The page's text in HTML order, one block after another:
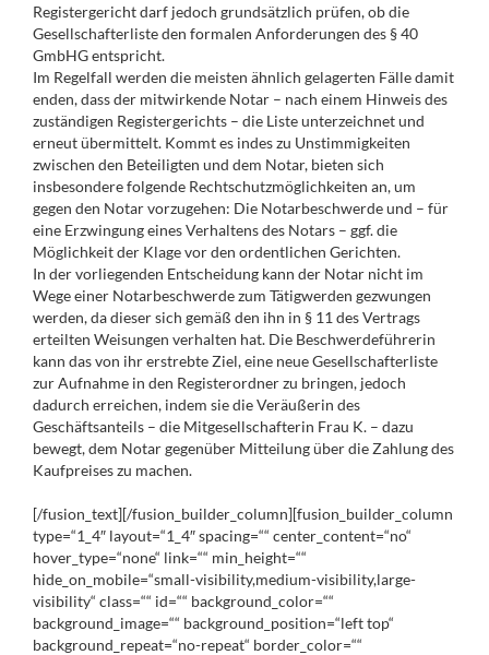
Registergericht darf jedoch grundsätzlich prüfen, ob die
Gesellschafterliste den formalen Anforderungen des § 40
GmbHG entspricht.
Im Regelfall werden die meisten ähnlich gelagerten Fälle damit
enden, dass der mitwirkende Notar – nach einem Hinweis des
zuständigen Registergerichts – die Liste unterzeichnet und
erneut übermittelt. Kommt es indes zu Unstimmigkeiten
zwischen den Beteiligten und dem Notar, bieten sich
insbesondere folgende Rechtschutzmöglichkeiten an, um
gegen den Notar vorzugehen: Die Notarbeschwerde und – für
eine Erzwingung eines Verhaltens des Notars – ggf. die
Möglichkeit der Klage vor den ordentlichen Gerichten.
In der vorliegenden Entscheidung kann der Notar nicht im
Wege einer Notarbeschwerde zum Tätigwerden gezwungen
werden, da dieser sich gemäß den ihn in § 11 des Vertrags
erteilten Weisungen verhalten hat. Die Beschwerdeführerin
kann das von ihr erstrebte Ziel, eine neue Gesellschafterliste
zur Aufnahme in den Registerordner zu bringen, jedoch
dadurch erreichen, indem sie die Veräußerin des
Geschäftsanteils – die Mitgesellschafterin Frau K. – dazu
bewegt, dem Notar gegenüber Mitteilung über die Zahlung des
Kaufpreises zu machen.
[/fusion_text][/fusion_builder_column][fusion_builder_column
type=“1_4″ layout=“1_4″ spacing=““ center_content=“no“
hover_type=“none“ link=““ min_height=““
hide_on_mobile=“small-visibility,medium-visibility,large-
visibility“ class=““ id=““ background_color=““
background_image=““ background_position=“left top“
background_repeat=“no-repeat“ border_color=““